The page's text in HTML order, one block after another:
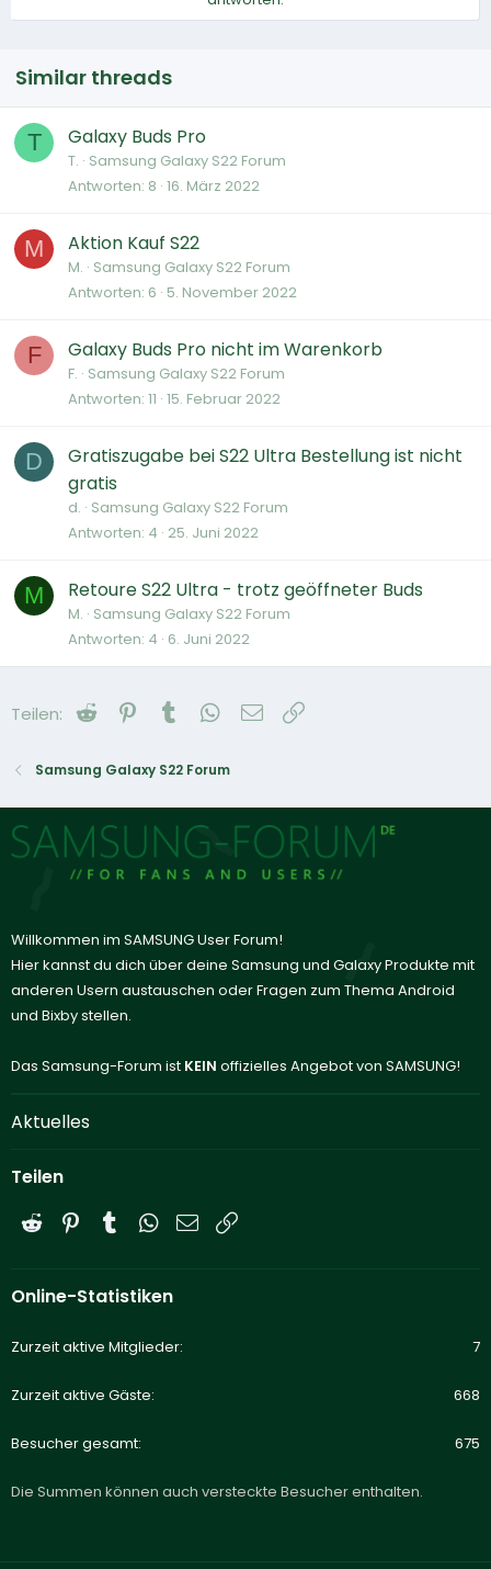
Similar threads
T Galaxy Buds Pro
T. Samsung Galaxy S22 Forum
Antworten 8 16. März 2022
M Aktion Kauf S22
M. Samsung Galaxy S22 Forum
Antworten 6 5. November 2022
F Galaxy Buds Pro nicht im Warenkorb
F. Samsung Galaxy S22 Forum
Antworten 11 15. Februar 2022
D
Gratiszugabe bei S22 Ultra Bestellung ist nicht
gratis
d. Samsung Galaxy S22 Forum
Antworten 4 25. Juni 2022
M Retoure S22 Ultra - trotz geöffneter Buds
M. Samsung Galaxy S22 Forum
Antworten 4 6. Juni 2022
Teilen: Reddit Pinterest
Tumblr WhatsApp
E-Mail
Samsung Galaxy S22 Forum
Willkommen im SAMSUNG User Forum!
Hier kannst du dich über deine Samsung und Galaxy Produkte mit
anderen Usern austauschen oder Fragen zum Thema Android
und Bixby stellen.
Das Samsung-Forum ist KEIN offizielles Angebot von SAMSUNG!
Aktuelles
Teilen
Reddit PinterestTumblrWhatsApp
E-Mail
Online-Statistiken
Zurzeit aktive Mitglieder 7
Zurzeit aktive Gäste 668
Besucher gesamt 675
Die Summen können auch versteckte Besucher enthalten.